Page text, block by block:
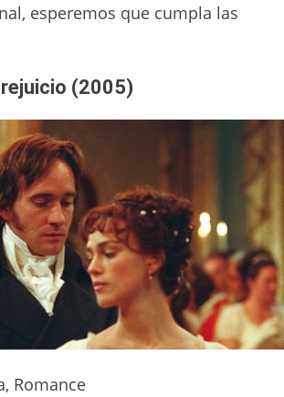
esperemos que cumpla las
(2005)
Romance